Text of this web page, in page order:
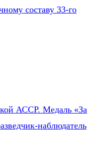
составу 33-го
АССР. Медаль «За
наблюдатель